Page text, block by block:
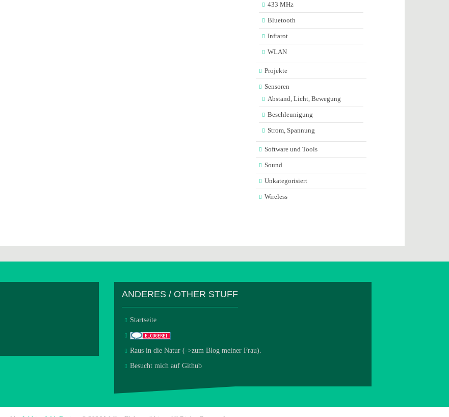
433 MHz
Bluetooth
Infrarot
WLAN
Projekte
Sensoren
Abstand, Licht, Bewegung
Beschleunigung
Strom, Spannung
Software und Tools
Sound
Unkategorisiert
Wireless
ANDERES / OTHER STUFF
Startseite
Raus in die Natur (->zum Blog meiner Frau).
Besucht mich auf Github